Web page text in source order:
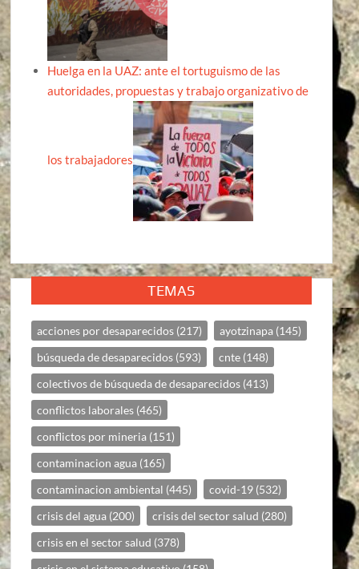
Huelga en la UAZ: ante el tortuguismo de las
autoridades, propuestas y trabajo organizativo de
los trabajadores
TEMAS
acciones por desaparecidos (217) ayotzinapa (145)
búsqueda de desaparecidos (593) cnte (148)
colectivos de búsqueda de desaparecidos (413)
conflictos laborales (465)
conflictos por mineria (151)
contaminacion agua (165)
contaminacion ambiental (445) covid-19 (532)
crisis del agua (200) crisis del sector salud (280)
crisis en el sector salud (378)